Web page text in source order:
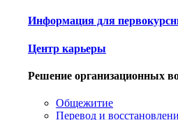
Информация для
Центр карьеры
Решение организационных
Общежитие
Перевод и